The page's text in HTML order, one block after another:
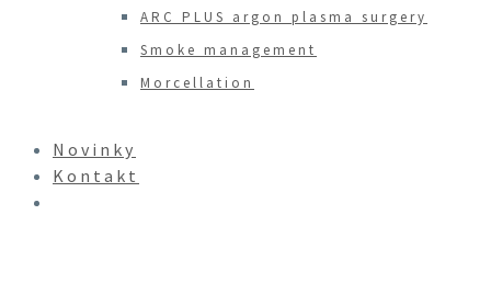
ARC PLUS argon plasma surgery
Smoke management
Morcellation
Novinky
Kontakt